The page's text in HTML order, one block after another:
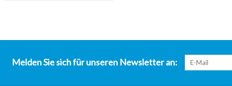
Melden Sie sich für unseren Newsletter an: